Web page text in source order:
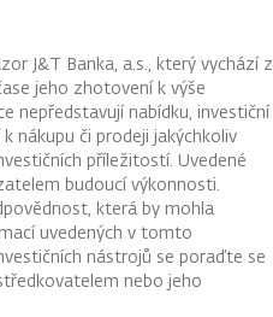
J&T Banka, a.s., který vychází z
jeho zhotovení k výše
nepředstavují nabídku, investiční
nákupu či prodeji jakýchkoliv
příležitostí. Uvedené
budoucí výkonnosti.
která by mohla
uvedených v tomto
nástrojů se poraďte se
nebo jeho